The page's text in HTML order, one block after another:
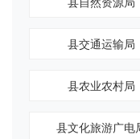
县交通运输局
县农业农村局
县文化旅游广电